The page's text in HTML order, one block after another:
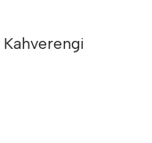
Kahverengi